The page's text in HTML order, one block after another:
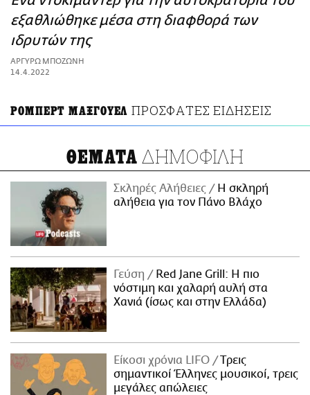
ΑΜΠΑ
PRINT
εξαθλιώθηκε μέσα στη διαφθορά των
ιδρυτών της
ΑΡΓΥΡΩ ΜΠΟΖΩΝΗ
14.4.2022
ΡΟΜΠΕΡΤ ΜΑΞΓΟΥΕΛ ΠΡΟΣΦΑΤΕΣ ΕΙΔΗΣΕΙΣ
ΘΕΜΑΤΑ ΔΗΜΟΦΙΛΗ
Σκληρές Αλήθειες
H σκληρή
αλήθεια για τον Πάνο Βλάχο
Γεύση
Red Jane Grill: Η πιο
νόστιμη και χαλαρή αυλή στα
Χανιά (ίσως και στην Ελλάδα)
Είκοσι χρόνια LIFO
Tρεις
σημαντικοί Έλληνες μουσικοί, τρεις
μεγάλες απώλειες